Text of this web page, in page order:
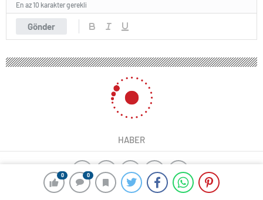
0 0
Gönder
En az 10 karakter gerekli
HABER
ajax alarm